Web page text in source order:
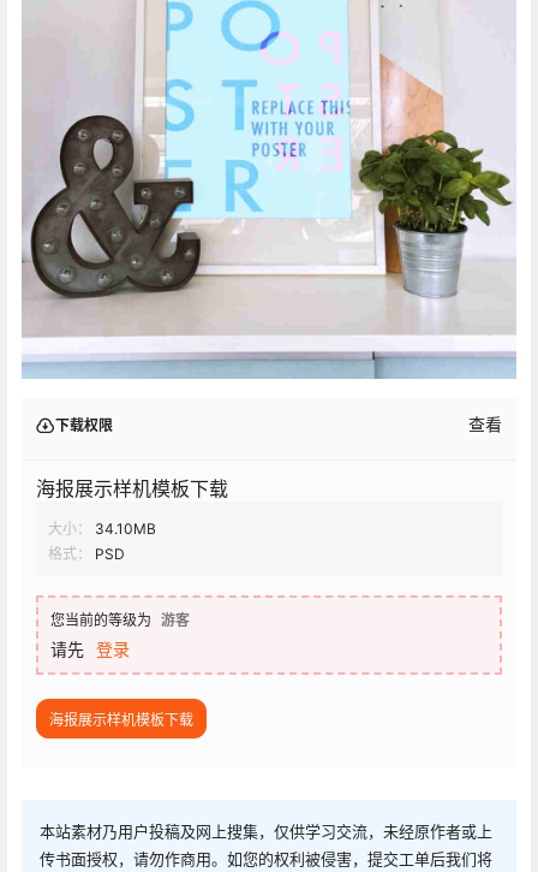
下载权限 查看
海报展示样机模板下载
大小：
34.10MB
格式：
PSD
您当前的等级为 游客
请先 登录
海报展示样机模板下载
本站素材乃用户投稿及网上搜集，仅供学习交流，未经原作者或上
传书面授权，请勿作商用。如您的权利被侵害，提交工单后我们将